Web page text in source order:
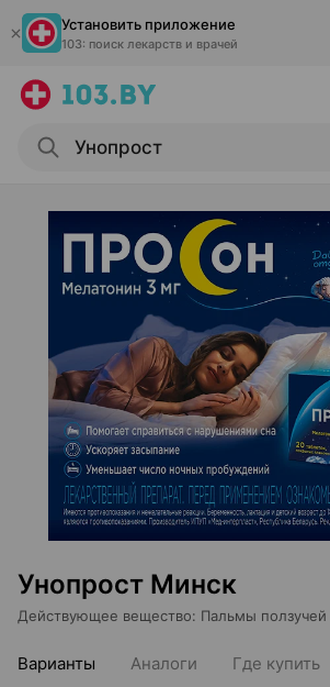
Установить приложение
103: поиск лекарств и врачей
Унопрост Минск
Действующее вещество: Пальмы ползучей
Варианты Аналоги Где купить